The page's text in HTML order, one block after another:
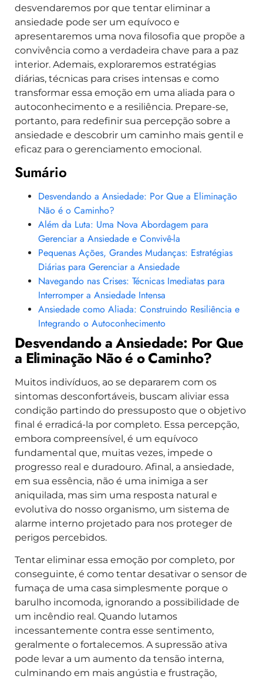
desvendaremos por que tentar eliminar a
ansiedade pode ser um equívoco e
apresentaremos uma nova filosofia que propõe a
convivência como a verdadeira chave para a paz
interior. Ademais, exploraremos estratégias
diárias, técnicas para crises intensas e como
transformar essa emoção em uma aliada para o
autoconhecimento e a resiliência. Prepare-se,
portanto, para redefinir sua percepção sobre a
ansiedade e descobrir um caminho mais gentil e
eficaz para o gerenciamento emocional.
Sumário
Desvendando a Ansiedade: Por Que a Eliminação
Não é o Caminho?
Além da Luta: Uma Nova Abordagem para
Gerenciar a Ansiedade e Convivê-la
Pequenas Ações, Grandes Mudanças: Estratégias
Diárias para Gerenciar a Ansiedade
Navegando nas Crises: Técnicas Imediatas para
Interromper a Ansiedade Intensa
Ansiedade como Aliada: Construindo Resiliência e
Integrando o Autoconhecimento
Desvendando a Ansiedade: Por Que
a Eliminação Não é o Caminho?
Muitos indivíduos, ao se depararem com os
sintomas desconfortáveis, buscam aliviar essa
condição partindo do pressuposto que o objetivo
final é erradicá-la por completo. Essa percepção,
embora compreensível, é um equívoco
fundamental que, muitas vezes, impede o
progresso real e duradouro. Afinal, a ansiedade,
em sua essência, não é uma inimiga a ser
aniquilada, mas sim uma resposta natural e
evolutiva do nosso organismo, um sistema de
alarme interno projetado para nos proteger de
perigos percebidos.
Tentar eliminar essa emoção por completo, por
conseguinte, é como tentar desativar o sensor de
fumaça de uma casa simplesmente porque o
barulho incomoda, ignorando a possibilidade de
um incêndio real. Quando lutamos
incessantemente contra esse sentimento,
geralmente o fortalecemos. A supressão ativa
pode levar a um aumento da tensão interna,
culminando em mais angústia e frustração,